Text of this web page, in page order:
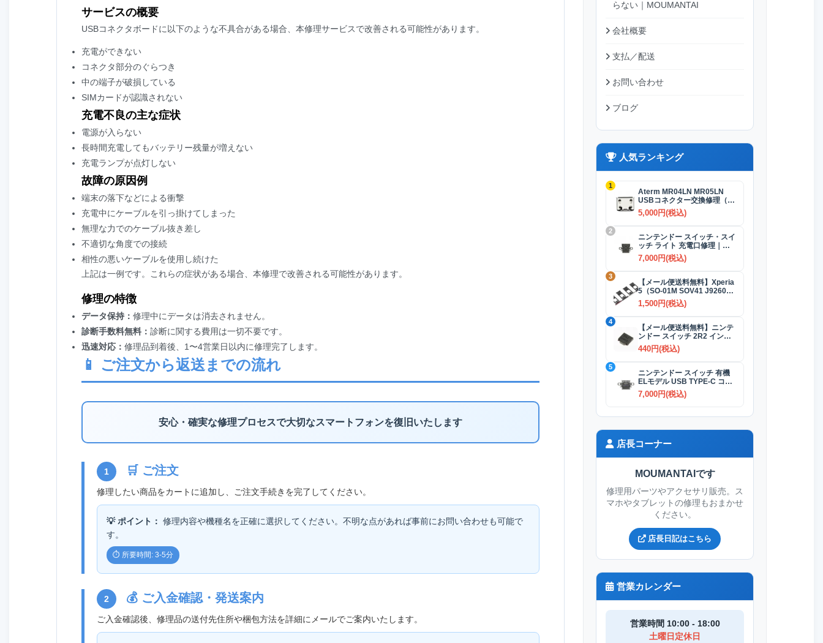
サービスの概要
USBコネクタボードに以下のような不具合がある場合、本修理サービスで改善される可能性があります。
充電ができない
コネクタ部分のぐらつき
中の端子が破損している
SIMカードが認識されない
充電不良の主な症状
電源が入らない
長時間充電してもバッテリー残量が増えない
充電ランプが点灯しない
故障の原因例
端末の落下などによる衝撃
充電中にケーブルを引っ掛けてしまった
無理な力でのケーブル抜き差し
不適切な角度での接続
相性の悪いケーブルを使用し続けた
上記は一例です。これらの症状がある場合、本修理で改善される可能性があります。
修理の特徴
データ保持： 修理中にデータは消去されません。
診断手数料無料： 診断に関する費用は一切不要です。
迅速対応： 修理品到着後、1〜4営業日以内に修理完了します。
📱 ご注文から返送までの流れ
安心・確実な修理プロセスで大切なスマートフォンを復旧いたします
1 🛒 ご注文
修理したい商品をカートに追加し、ご注文手続きを完了してください。
💡 ポイント： 修理内容や機種名を正確に選択してください。不明な点があれば事前にお問い合わせも可能で
す。
⏱️ 所要時間: 3-5分
2 💰 ご入金確認・発送案内
ご入金確認後、修理品の送付先住所や梱包方法を詳細にメールでご案内いたします。
らない｜MOUMANTAI
会社概要
支払／配送
お問い合わせ
ブログ
人気ランキング
1
Aterm MR04LN MR05LN
USBコネクター交換修理（充
電）
5,000円(税込)
2
ニンテンドー スイッチ・スイ
ッチ ライト 充電口修理｜
USB-Cコネクター 交換修理
7,000円(税込)
3
【メール便送料無料】Xperia
5（SO-01M SOV41 J9260）
SIMカードトレイ 全4色
1,500円(税込)
4
【メール便送料無料】ニンテ
ンドー スイッチ 2R2 インダ
クタ(コイル)
440円(税込)
5
ニンテンドー スイッチ 有機
ELモデル USB TYPE-C コネ
クター交換修理
7,000円(税込)
店長コーナー
MOUMANTAIです
修理用パーツやアクセサリ販売。ス
マホやタブレットの修理もおまかせ
ください。
店長日記はこちら
営業カレンダー
営業時間 10:00 - 18:00
土曜日定休日